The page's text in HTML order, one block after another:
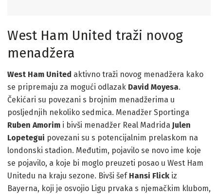
West Ham United traži novog
menadžera
West Ham United aktivno traži novog menadžera kako
se pripremaju za mogući odlazak David Moyesa.
Čekićari su povezani s brojnim menadžerima u
posljednjih nekoliko sedmica. Menadžer Sportinga
Ruben Amorim i bivši menadžer Real Madrida Julen
Lopetegui povezani su s potencijalnim prelaskom na
londonski stadion. Međutim, pojavilo se novo ime koje
se pojavilo, a koje bi moglo preuzeti posao u West Ham
Unitedu na kraju sezone. Bivši šef Hansi Flick iz
Bayerna, koji je osvojio Ligu prvaka s njemačkim klubom,